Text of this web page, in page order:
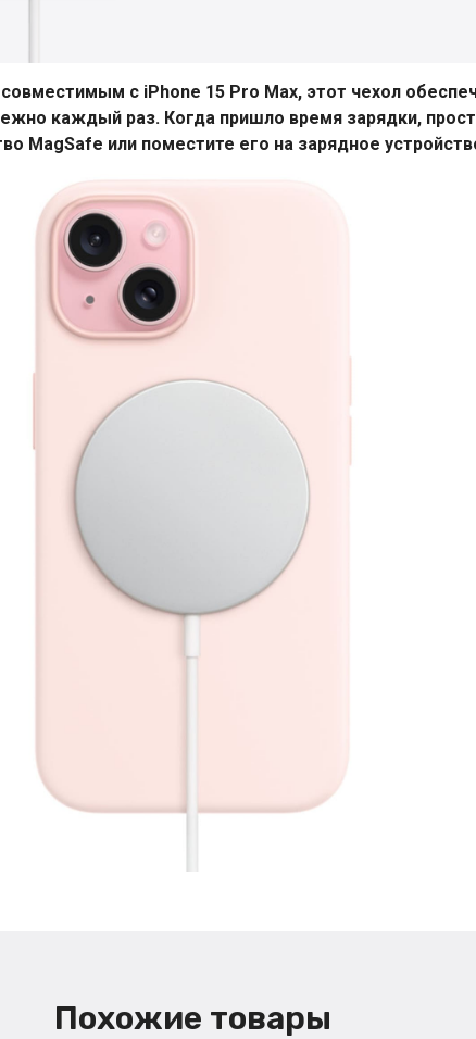
с iPhone 15 Pro Max, этот чехол
каждый раз. Когда пришло время зарядки,
MagSafe или поместите его на зарядное
Похожие товары